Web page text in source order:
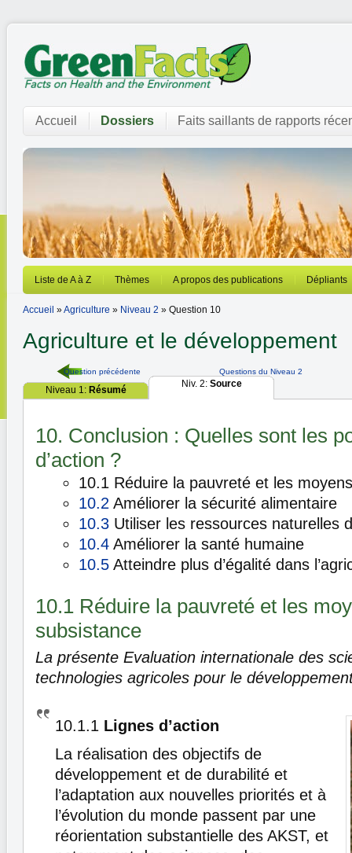
Accueil Dossiers Faits saillants de rapports
Liste de A à Z Thèmes A propos des publications Dépliants
Accueil »Agriculture » Niveau 2 » Question 10
Agriculture et le développement
Question précédente Questions du Niveau 2
Niveau 1: Résumé
Niv. 2: Source
10. Conclusion : Quelles sont les
d’action ?
10.1 Réduire la pauvreté et les
10.2 Améliorer la sécurité alimentaire
10.3 Utiliser les ressources naturelles
10.4 Améliorer la santé humaine
10.5 Atteindre plus d’égalité dans
10.1 Réduire la pauvreté et les
subsistance
La présente Evaluation internationale des
technologies agricoles pour le
10.1.1 Lignes d’action
La réalisation des objectifs de
développement et de durabilité et
l’adaptation aux nouvelles priorités et à
l’évolution du monde passent par une
réorientation substantielle des AKST, et